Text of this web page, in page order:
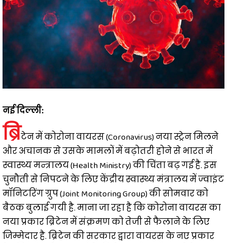
नई दिल्ली:
ब्रिटेन में कोरोना वायरस (Coronavirus) नया स्ट्रेन मिलने
और अचानक से उसके मामलों में बढ़ोतरी होने से भारत में
स्वास्थ्य मन्त्रालय (Health Ministry) की चिंता बढ़ गई है. इस
चुनौती से निपटने के लिए केंद्रीय स्वास्थ्य मंत्रालय में ज्वाइंट
मॉनिटरिंग ग्रुप (Joint Monitoring Group) की सोमवार को
बैठक बुलाई गयी है. माना जा रहा है कि कोरोना वायरस का
नया प्रकार ब्रिटेन में संक्रमण को तेजी से फैलाने के लिए
जिम्मेदार है. ब्रिटेन की सरकार द्वारा वायरस के नए प्रकार